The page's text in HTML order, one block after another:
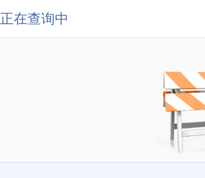
正在查询中